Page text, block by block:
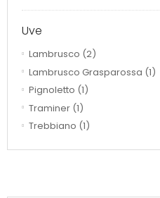
Uve
Lambrusco (2)
Lambrusco Grasparossa (1)
Pignoletto (1)
Traminer (1)
Trebbiano (1)